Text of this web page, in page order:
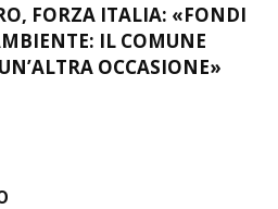
FORZA ITALIA: «FONDI
IL COMUNE
OCCASIONE»